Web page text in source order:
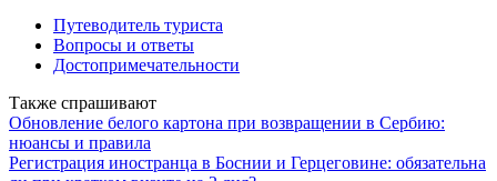
Путеводитель туриста
Вопросы и ответы
Достопримечательности
Также спрашивают
Обновление белого картона при возвращении в Сербию:
нюансы и правила
Регистрация иностранца в Боснии и Герцеговине: обязательна